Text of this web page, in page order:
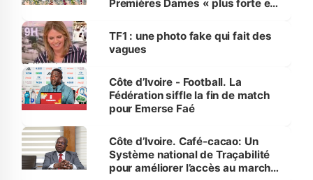
Premières Dames « plus forte et
sur la scène internationale »
TF1 : une photo fake qui fait des
vagues
Côte d’Ivoire - Football. La
Fédération siffle la fin de match
pour Emerse Faé
Côte d’Ivoire. Café-cacao: Un
Système national de Traçabilité
pour améliorer l’accès au marché